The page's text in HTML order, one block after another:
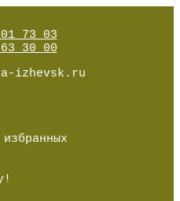
73 03
30 00
izhevsk.ru